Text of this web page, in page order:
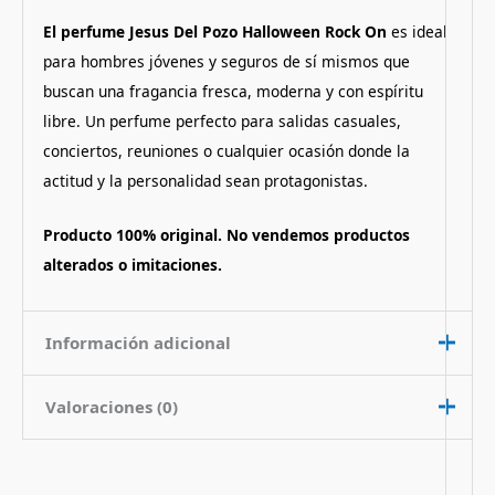
El perfume Jesus Del Pozo Halloween Rock On es ideal
para hombres jóvenes y seguros de sí mismos que
buscan una fragancia fresca, moderna y con espíritu
libre. Un perfume perfecto para salidas casuales,
conciertos, reuniones o cualquier ocasión donde la
actitud y la personalidad sean protagonistas.
Producto 100% original. No vendemos productos
alterados o imitaciones.
Información adicional
Contenido
Valoraciones (0)